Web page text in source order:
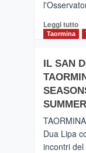
da
Leggi tutto
–
i
Taormina
IL SAN
Dua Lipa
incontri